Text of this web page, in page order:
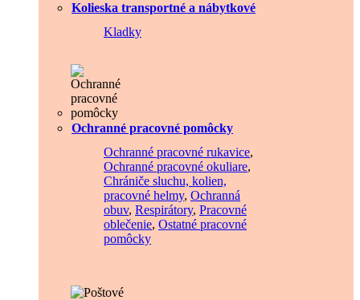
Kolieska transportné a nábytkové
Kladky
Ochranné pracovné pomôcky
Ochranné pracovné rukavice,
Ochranné pracovné okuliare,
Chrániče sluchu, kolien,
pracovné helmy, Ochranná
obuv, Respirátory, Pracovné
oblečenie, Ostatné pracovné
pomôcky